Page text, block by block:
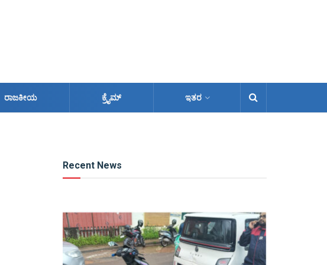
ರಾಜಕೀಯ ಕ್ರೈಮ್ ಇತರ
Recent News